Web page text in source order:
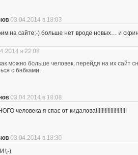
03.04.2014 в 18:03
на сайте;-) больше нет вроде новых… и
в 22:08
можно больше человек, перейдя на их сайт
с бабками.
03.04.2014 в 18:08
человека я спас от кидалова!!!!!!!!!!!!!!!!!!!!!
03.04.2014 в 18:30
)